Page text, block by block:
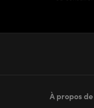
À propos